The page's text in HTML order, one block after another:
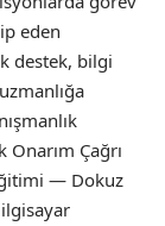
eden
destek, bilgi
Çağrı
— Dokuz